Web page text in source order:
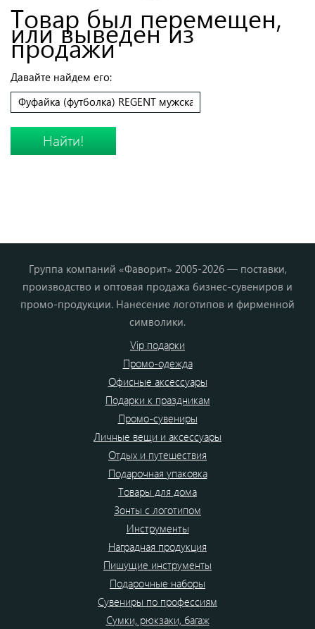
Товар был перемещен,
или выведен из
продажи
Давайте найдем его:
Найти!
Группа компаний «Фаворит» 2005-2026 — поставки,
производство и оптовая продажа бизнес-сувениров и
промо-продукции. Нанесение логотипов и фирменной
символики.
Vip подарки
Промо-одежда
Офисные аксессуары
Подарки к праздникам
Промо-сувениры
Личные вещи и аксессуары
Отдых и путешествия
Подарочная упаковка
Товары для дома
Зонты с логотипом
Инструменты
Наградная продукция
Пишущие инструменты
Подарочные наборы
Сувениры по профессиям
Сумки, рюкзаки, багаж